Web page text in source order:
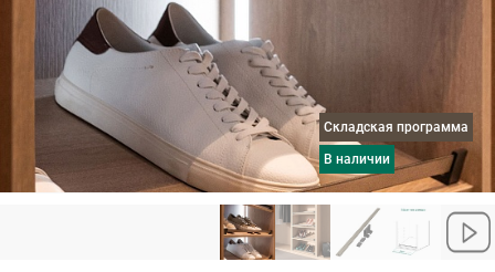
Складская программа
в наличии